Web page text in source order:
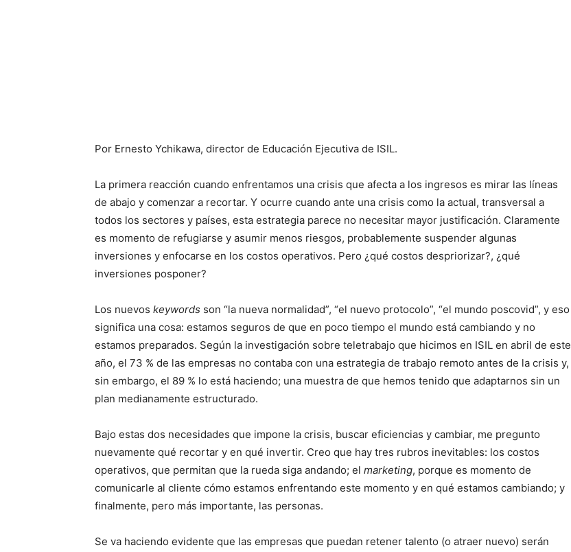
Por Ernesto Ychikawa, director de Educación Ejecutiva de ISIL.
La primera reacción cuando enfrentamos una crisis que afecta a los ingresos es mirar las líneas
de abajo y comenzar a recortar. Y ocurre cuando ante una crisis como la actual, transversal a
todos los sectores y países, esta estrategia parece no necesitar mayor justificación. Claramente
es momento de refugiarse y asumir menos riesgos, probablemente suspender algunas
inversiones y enfocarse en los costos operativos. Pero ¿qué costos despriorizar?, ¿qué
inversiones posponer?
Los nuevos keywords son “la nueva normalidad”, “el nuevo protocolo”, “el mundo poscovid”, y eso
significa una cosa: estamos seguros de que en poco tiempo el mundo está cambiando y no
estamos preparados. Según la investigación sobre teletrabajo que hicimos en ISIL en abril de este
año, el 73 % de las empresas no contaba con una estrategia de trabajo remoto antes de la crisis y,
sin embargo, el 89 % lo está haciendo; una muestra de que hemos tenido que adaptarnos sin un
plan medianamente estructurado.
Bajo estas dos necesidades que impone la crisis, buscar eficiencias y cambiar, me pregunto
nuevamente qué recortar y en qué invertir. Creo que hay tres rubros inevitables: los costos
operativos, que permitan que la rueda siga andando; el marketing, porque es momento de
comunicarle al cliente cómo estamos enfrentando este momento y en qué estamos cambiando; y
finalmente, pero más importante, las personas.
Se va haciendo evidente que las empresas que puedan retener talento (o atraer nuevo) serán